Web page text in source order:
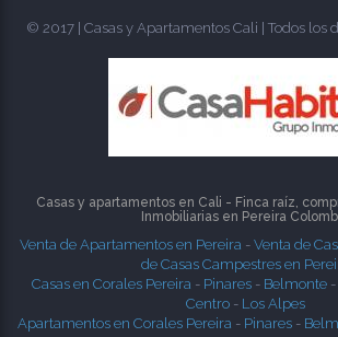
© 2017 | Casas y Apartamentos Cali | Todos los
Casas y apartamentos en Cali - Finca raíz,
Inmobiliarias en Pereira
Venta de Apartamentos en Pereira - Venta de
de Casas Campestres en
Casas en Corales Pereira - Pinares - Belmonte -
Centro- Los Alpes
Apartamentos en Corales Pereira - Pinares-